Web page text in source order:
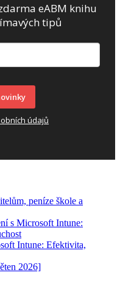
eABM knihu
tipů
údajů
peníze škole a
s Microsoft Intune:
Intune: Efektivita,
2026]